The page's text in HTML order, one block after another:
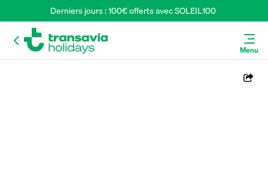
Derniers jours : 100€ offerts avec SOLEIL100
Menu